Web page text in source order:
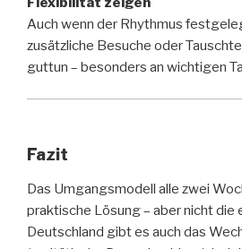
Auch wenn der Rhythmus
zusätzliche Besuche oder
guttun – besonders an wichtigen
Fazit
Das Umgangsmodell alle zwei
praktische Lösung – aber nicht die
Deutschland gibt es auch das